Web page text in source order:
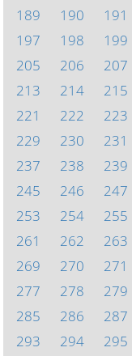
189
190 191
197
198 199
205
206 207
213
214 215
221
222 223
229
230 231
237
238 239
245
246 247
253
254 255
261
262 263
269
270 271
277
278 279
285
286 287
293
294 295